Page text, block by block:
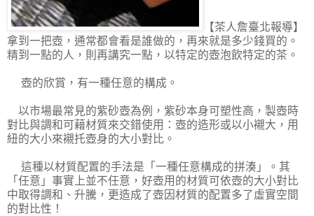
【茶人詹臺北報導】
拿到一把壺，通常都會看是誰做的，再來就是多少錢買的。
精到一點的人，則再講究一點，以特定的壺泡飲特定的茶。
壺的欣賞，有一種任意的構成。
以市場最常見的紫砂壺為例，紫砂本身可塑性高，製壺時
對比與調和可藉材質來交錯使用：壺的造形或以小襯大，用
紐的大小來襯托壺身的大小對比。
這種以材質配置的手法是「一種任意構成的拼湊」。其
「任意」事實上並不任意，好壺用的材質可依壺的大小對比
中取得調和、升騰，更造成了壺因材質的配置多了虛實空間
的對比性！